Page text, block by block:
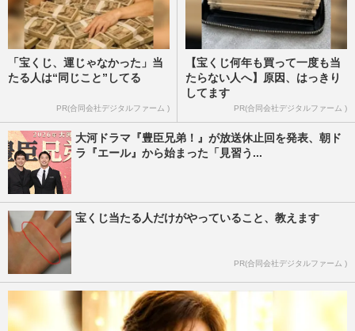
「宝くじ、運じゃなかった」当
たる人は“同じこと”してる
PR(合同会社デジタルファーム )
【宝くじ何年も買って一度も当
たらない人へ】原因、はっきり
してます
PR(合同会社デジタルファーム )
大河ドラマ『豊臣兄弟！』が放送休止回を発表、朝ド
ラ『エール』から始まった「見習う...
宝くじ当たる人だけがやっていること、教えます
PR(合同会社デジタルファーム )